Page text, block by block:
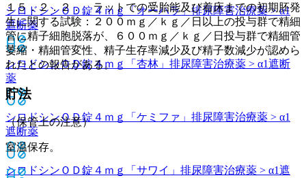
シロドシンＯＤ錠４ｍｇ「オーハラ」排尿障害治療薬 > α1
遮断薬
シロドシンＯＤ錠４ｍｇ「杏林」 排尿障害治療薬 > α1遮断
薬
シロドシンＯＤ錠４ｍｇ「ケミファ」 排尿障害治療薬 > α1
遮断薬
シロドシンＯＤ錠４ｍｇ「サワイ」 排尿障害治療薬 > α1遮
１５．２．２． ラットでの受胎能及び着床までの初期胚発
生に関する試験：２００ｍｇ／ｋｇ／日以上の投与群で精細
管に精子細胞脱落が、６００ｍｇ／ｋｇ／日投与群で精細管
萎縮・精細管変性、精子生存率減少及び精子数減少が認めら
れたとの報告がある。
貯法
（保管上の注意）
室温保存。